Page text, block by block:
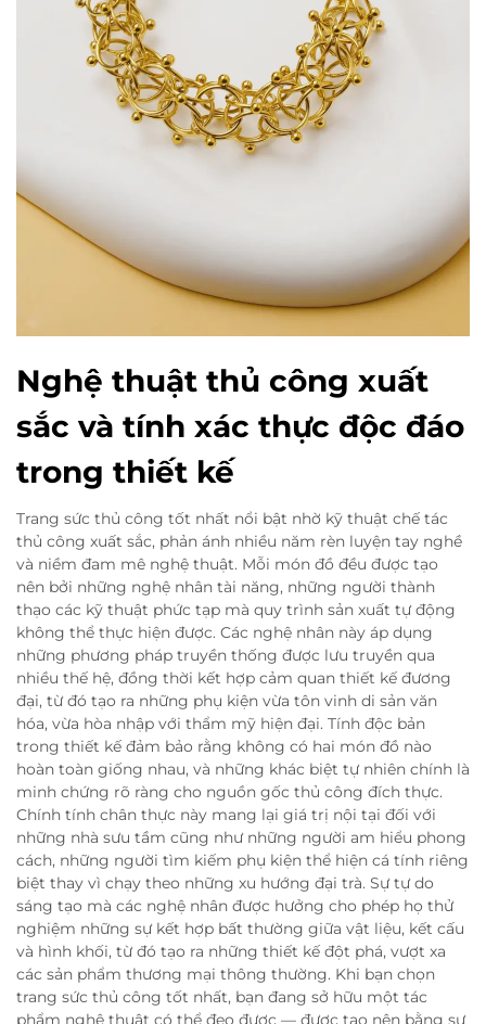
Nghệ thuật thủ công xuất
sắc và tính xác thực độc đáo
trong thiết kế
Trang sức thủ công tốt nhất nổi bật nhờ kỹ thuật chế tác
thủ công xuất sắc, phản ánh nhiều năm rèn luyện tay nghề
và niềm đam mê nghệ thuật. Mỗi món đồ đều được tạo
nên bởi những nghệ nhân tài năng, những người thành
thạo các kỹ thuật phức tạp mà quy trình sản xuất tự động
không thể thực hiện được. Các nghệ nhân này áp dụng
những phương pháp truyền thống được lưu truyền qua
nhiều thế hệ, đồng thời kết hợp cảm quan thiết kế đương
đại, từ đó tạo ra những phụ kiện vừa tôn vinh di sản văn
hóa, vừa hòa nhập với thẩm mỹ hiện đại. Tính độc bản
trong thiết kế đảm bảo rằng không có hai món đồ nào
hoàn toàn giống nhau, và những khác biệt tự nhiên chính là
minh chứng rõ ràng cho nguồn gốc thủ công đích thực.
Chính tính chân thực này mang lại giá trị nội tại đối với
những nhà sưu tầm cũng như những người am hiểu phong
cách, những người tìm kiếm phụ kiện thể hiện cá tính riêng
biệt thay vì chạy theo những xu hướng đại trà. Sự tự do
sáng tạo mà các nghệ nhân được hưởng cho phép họ thử
nghiệm những sự kết hợp bất thường giữa vật liệu, kết cấu
và hình khối, từ đó tạo ra những thiết kế đột phá, vượt xa
các sản phẩm thương mại thông thường. Khi bạn chọn
trang sức thủ công tốt nhất, bạn đang sở hữu một tác
phẩm nghệ thuật có thể đeo được — được tạo nên bằng sự